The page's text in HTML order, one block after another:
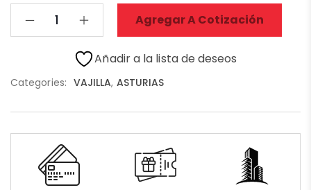
Agregar A Cotización
Añadir a la lista de deseos
Categories: VAJILLA, ASTURIAS